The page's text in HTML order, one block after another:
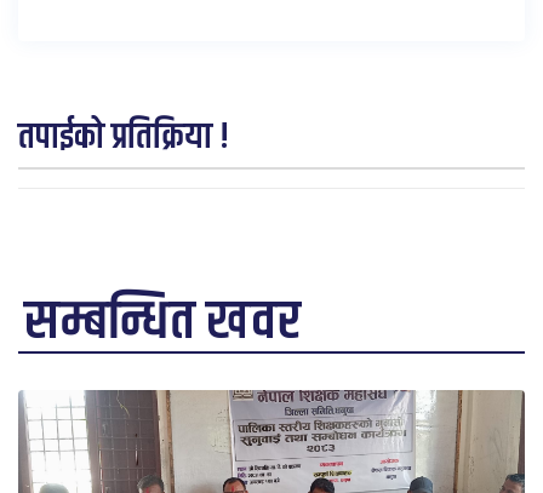
तपाईको प्रतिक्रिया !
सम्बन्धित खवर